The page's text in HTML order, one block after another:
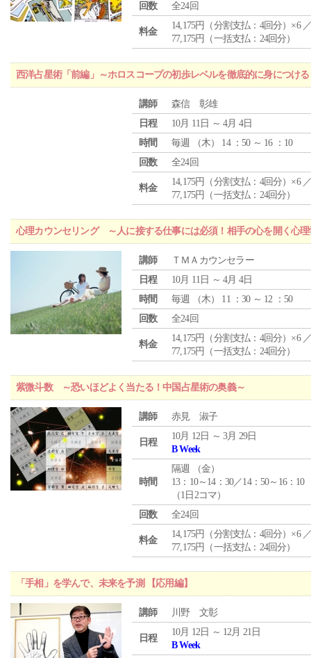
回数
全24回
料金
14,175円（分割支払：4回分）×6
77,175円（一括支払：24回分）
西洋占星術「前編」～ホロスコープの初歩レベルを徹底的に身につける
講師
森信 彰雄
日程
10月 11日 ～ 4月 4日
時間
毎週 （木） 14 ：50 ～ 16 ：10
回数
全24回
料金
14,175円（分割支払：4回分）×6
77,175円（一括支払：24回分）
心理カウンセリング ～人に接する仕事には必須！相手の心を開く心理
講師
ＴＭＡカウンセラー
日程
10月 11日 ～ 4月 4日
時間
毎週 （木） 11 ：30 ～ 12 ：50
回数
全24回
料金
14,175円（分割支払：4回分）×6
77,175円（一括支払：24回分）
紫微斗数 ～恐いほどよく当たる！中国占星術の奥義～
講師 赤見 淑子
日程
10月 12日 ～ 3月 29日
B Week
時間
隔週 （金）
13：10～14：30／14：50～16：10
（1日2コマ）
回数
全24回
料金
14,175円（分割支払：4回分）×6
77,175円（一括支払：24回分）
「手相」を学んで、未来を予測 【応用編】
講師 川野 文彰
日程
10月 12日 ～ 12月 21日
B Week